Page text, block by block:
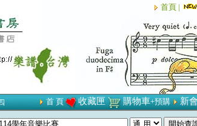
首頁 |
首 頁 收藏匣 購物車+預購 新